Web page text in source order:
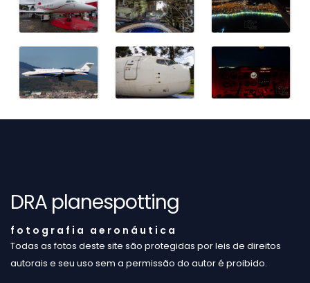
DRA planespotting
f o t o g r a f i a a e r o n á u t i c a
Todas as fotos deste site são protegidas por leis de direitos
autorais e seu uso sem a permissão do autor é proibido.